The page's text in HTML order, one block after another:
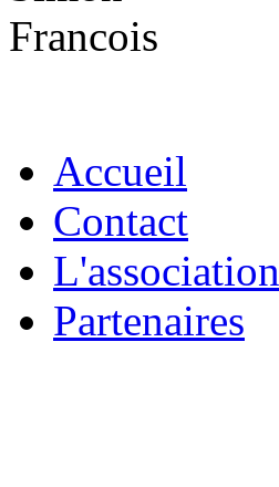
Accueil
Contact
L'association
Partenaires